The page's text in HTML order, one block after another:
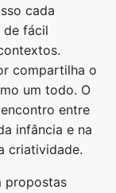
cada
de fácil
compartilha o
um todo. O
entre
infância e na
criatividade.
propostas